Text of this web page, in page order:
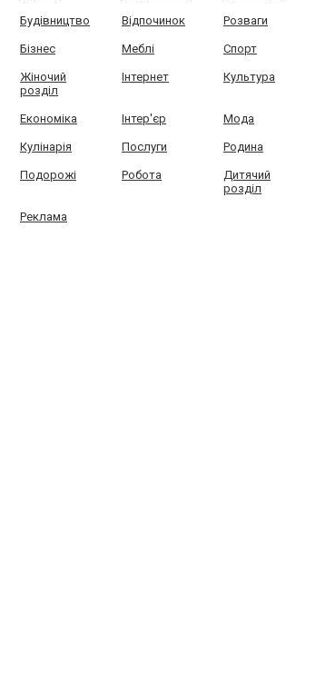
Будівництво Відпочинок Розваги
Бізнес Меблі Спорт
Жіночий
розділ
Інтернет Культура
Економіка Інтер'єр Мода
Кулінарія Послуги Родина
Подорожі Робота
Дитячий
розділ
Реклама